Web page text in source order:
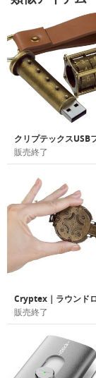
販売終了
販売終了